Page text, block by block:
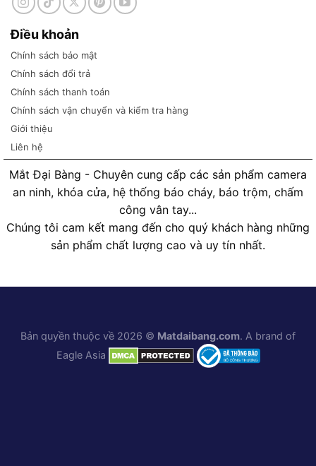
Điều khoản
Chính sách bảo mật
Chính sách đổi trả
Chính sách thanh toán
Chính sách vận chuyển và kiểm tra hàng
Giới thiệu
Liên hệ
Mắt Đại Bàng - Chuyên cung cấp các sản phẩm camera
an ninh, khóa cửa, hệ thống báo cháy, báo trộm, chấm
công vân tay...
Chúng tôi cam kết mang đến cho quý khách hàng những
sản phẩm chất lượng cao và uy tín nhất.
Bản quyền thuộc về 2026 © Matdaibang.com. A brand of
Eagle Asia